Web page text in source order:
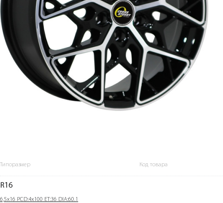
Типоразмер Код товара
R16
6,5x16 PCD:4x100 ET:36 DIA:60.1